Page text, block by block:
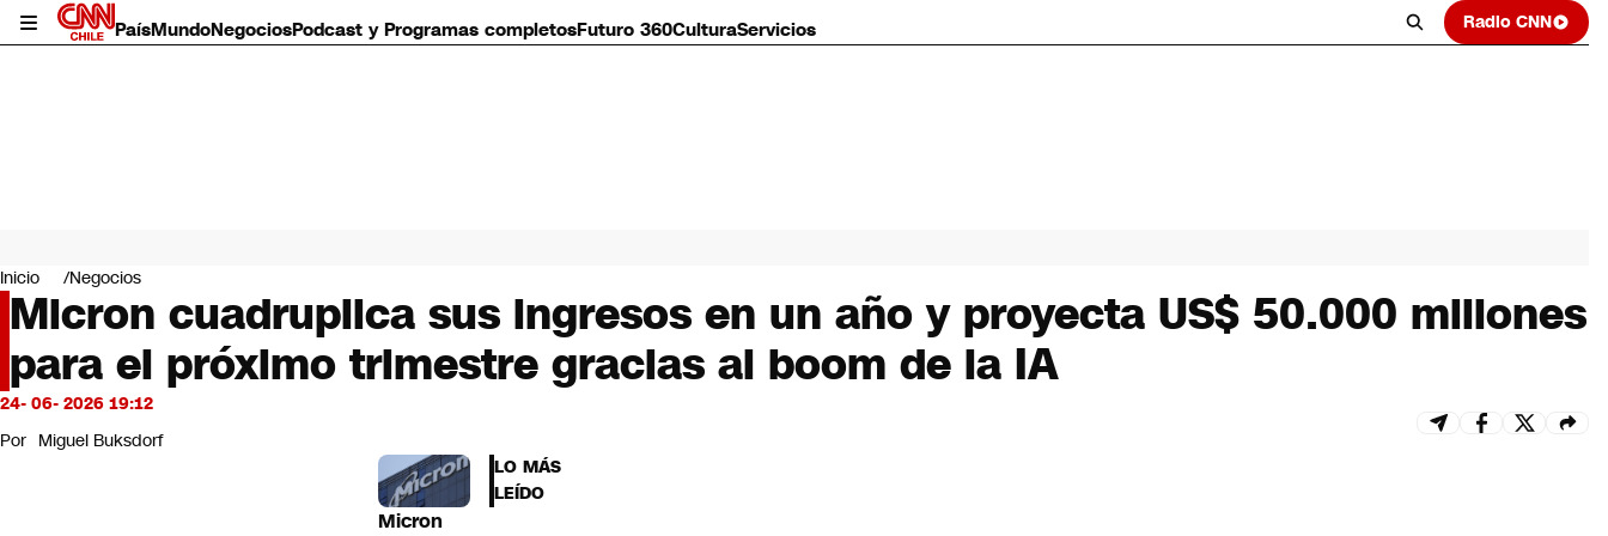
PaísMundoNegociosPodcast y Programas completosFuturo 360CulturaServicios Radio CNN
Mundo
Negocios
Deportes
Programas completos
Cultura
Servicios
Bits
CNN Data
Inicio Negocios
Micron cuadruplica sus ingresos en un año y proyecta US$ 50.000 millones
para el próximo trimestre gracias al boom de la IA
24- 06- 2026 19:12
Por Miguel Buksdorf
Micron
LO MÁS
LEÍDO